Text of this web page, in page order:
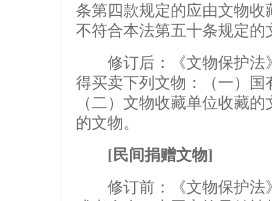
条第四款规定的应由文物
不符合本法第五十条规定的
修订后：《文物保护法
得买卖下列文物：（一）
（二）文物收藏单位收藏
的文物。
[民间捐赠文物]
修订前：《文物保护法